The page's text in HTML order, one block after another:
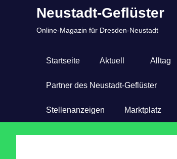
Neustadt-Geflüster
Online-Magazin für Dresden-Neustadt
Startseite Aktuell Alltag
Partner des Neustadt-Geflüster
Stellenanzeigen Marktplatz